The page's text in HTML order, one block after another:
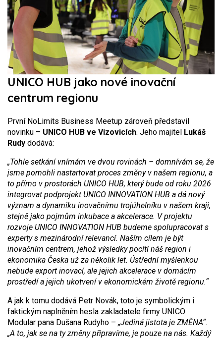
UNICO HUB jako nové inovační
centrum regionu
První NoLimits Business Meetup zároveň představil
novinku – UNICO HUB ve Vizovicích. Jeho majitel Lukáš
Rudy dodává:
„Tohle setkání vnímám ve dvou rovinách – domnívám se, že
jsme pomohli nastartovat proces změny v našem regionu, a
to přímo v prostorách UNICO HUB, který bude od roku 2026
integrovat podprojekt UNICO INNOVATION HUB a dá nový
význam a dynamiku inovačnímu trojúhelníku v našem kraji,
stejně jako pojmům inkubace a akcelerace. V projektu
rozvoje UNICO INNOVATION HUB budeme spolupracovat s
experty s mezinárodní relevancí. Naším cílem je být
inovačním centrem, jehož výsledky pocítí náš region i
ekonomika Česka už za několik let. Ústřední myšlenkou
nebude export inovací, ale jejich akcelerace v domácím
prostředí a jejich ukotvení v ekonomickém životě regionu.“
A jak k tomu dodává Petr Novák, toto je symbolickým i
faktickým naplněním hesla zakladatele firmy UNICO
Modular pana Dušana Rudyho – „Jediná jistota je ZMĚNA“.
„A to, jak se na ty změny připravíme, je pouze na nás. Každý